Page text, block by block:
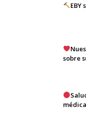
EBY
sobre
médica